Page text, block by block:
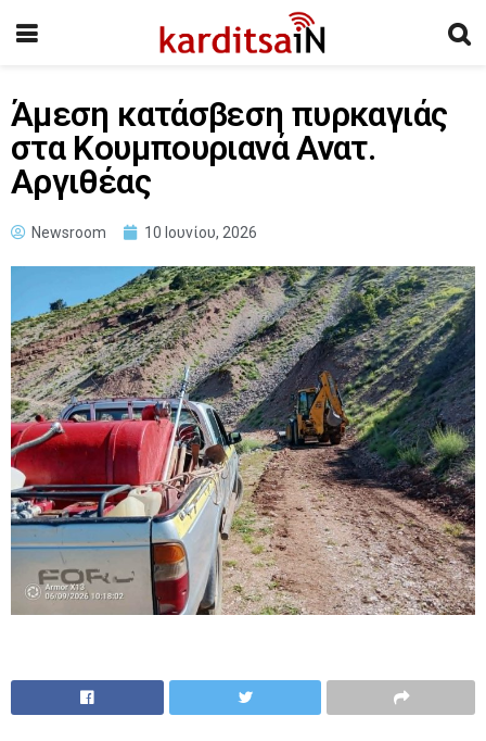
Άμεση κατάσβεση πυρκαγιάς
στα Κουμπουριανά Ανατ.
Αργιθέας
Newsroom 10 Ιουνίου, 2026